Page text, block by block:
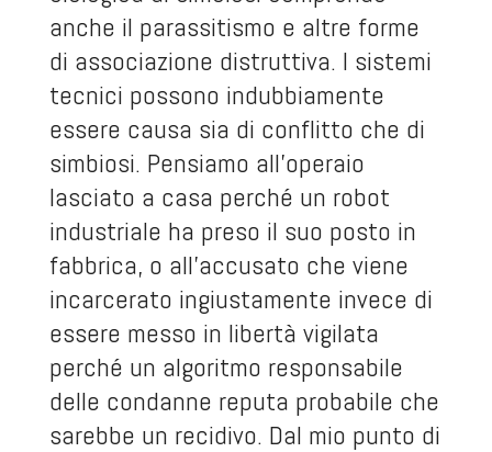
anche il parassitismo e altre forme
di associazione distruttiva. I sistemi
tecnici possono indubbiamente
essere causa sia di conflitto che di
simbiosi. Pensiamo all’operaio
lasciato a casa perché un robot
industriale ha preso il suo posto in
fabbrica, o all’accusato che viene
incarcerato ingiustamente invece di
essere messo in libertà vigilata
perché un algoritmo responsabile
delle condanne reputa probabile che
sarebbe un recidivo. Dal mio punto di